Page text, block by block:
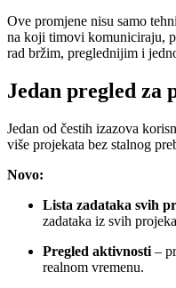
Ove promjene nisu samo
na koji timovi komuniciraju,
rad bržim, preglednijim i
Jedan pregled za
Jedan od čestih izazova
više projekata bez stalnog
Novo:
Lista zadataka svih
zadataka iz svih
Pregled aktivnosti –
realnom vremenu.